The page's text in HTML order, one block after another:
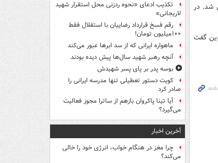
شد. در
گفت
تکذیب ادعای «نحوه ردزنی محل استقرار شهید
لاریجانی»
رقم فسخ قرارداد رضاییان با استقلال فقط
۱۰۰میلیون تومان!
ماهواره ایرانی که از سد ابرها عبور می‌کند
آنچه رهبر شهید سال‌ها پیش دیده بودند
بوسه‌ پدر بر پای پسر شهیدش
کویت دستور تعطیلی تنها مدرسه ایرانی را
صادر کرد
آیا تینا پاکروان بازهم از ساترا مجوز فعالیت
می‌گیرد؟
آخرین اخبار
چرا مغز در هنگام خواب، انرژی خود را خالی
می‌کند؟